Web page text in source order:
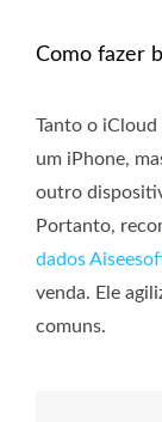
Como fazer
Tanto o iCloud
um iPhone,
outro
Portanto,
dados
venda. Ele
comuns.